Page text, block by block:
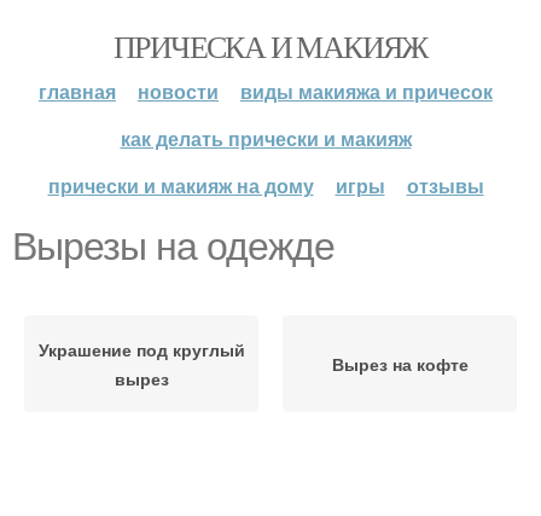
ПРИЧЕСКА И МАКИЯЖ
главная новости
виды макияжа и причесок
как делать прически и макияж
прически и макияж на дому
игры отзывы
Вырезы на одежде
Украшение под круглый
вырез
Вырез на кофте